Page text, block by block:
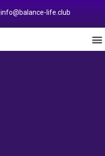
info@balance-life.club